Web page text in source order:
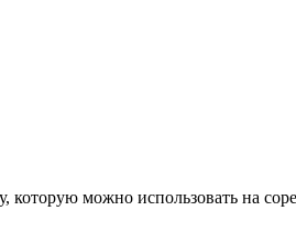
которую можно использовать на